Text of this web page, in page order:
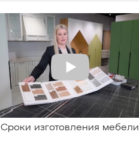
Сроки изготовления мебели